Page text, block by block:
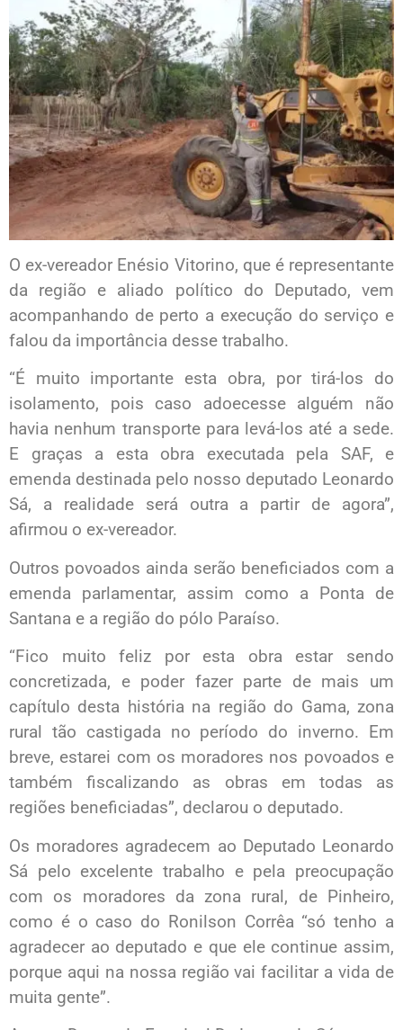
O ex-vereador Enésio Vitorino, que é representante
da região e aliado político do Deputado, vem
acompanhando de perto a execução do serviço e
falou da importância desse trabalho.
“É muito importante esta obra, por tirá-los do
isolamento, pois caso adoecesse alguém não
havia nenhum transporte para levá-los até a sede.
E graças a esta obra executada pela SAF, e
emenda destinada pelo nosso deputado Leonardo
Sá, a realidade será outra a partir de agora”,
afirmou o ex-vereador.
Outros povoados ainda serão beneficiados com a
emenda parlamentar, assim como a Ponta de
Santana e a região do pólo Paraíso.
“Fico muito feliz por esta obra estar sendo
concretizada, e poder fazer parte de mais um
capítulo desta história na região do Gama, zona
rural tão castigada no período do inverno. Em
breve, estarei com os moradores nos povoados e
também fiscalizando as obras em todas as
regiões beneficiadas”, declarou o deputado.
Os moradores agradecem ao Deputado Leonardo
Sá pelo excelente trabalho e pela preocupação
com os moradores da zona rural, de Pinheiro,
como é o caso do Ronilson Corrêa “só tenho a
agradecer ao deputado e que ele continue assim,
porque aqui na nossa região vai facilitar a vida de
muita gente”.